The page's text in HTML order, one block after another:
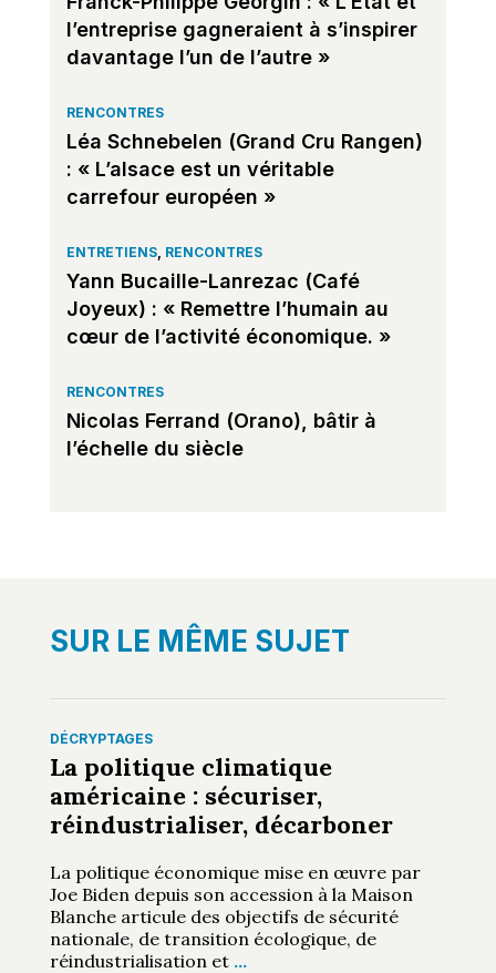
l’entreprise gagneraient à s’inspirer
davantage l’un de l’autre »
RENCONTRES
Léa Schnebelen (Grand Cru Rangen)
: « L’alsace est un véritable
carrefour européen »
ENTRETIENS, RENCONTRES
Yann Bucaille-Lanrezac (Café
Joyeux) : « Remettre l’humain au
cœur de l’activité économique. »
RENCONTRES
Nicolas Ferrand (Orano), bâtir à
l’échelle du siècle
SUR LE MÊME SUJET
DÉCRYPTAGES
La politique climatique
américaine : sécuriser,
réindustrialiser, décarboner
La politique économique mise en œuvre par
Joe Biden depuis son accession à la Maison
Blanche articule des objectifs de sécurité
nationale, de transition écologique, de
réindustrialisation et …